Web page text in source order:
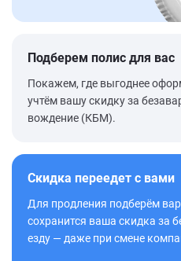
Подберем полис для вас
Покажем, где выгоднее
учтём вашу скидку за
вождение (КБМ).
Скидка переедет с вами
Для продления подберём
сохранится ваша скидка за
езду — даже при смене